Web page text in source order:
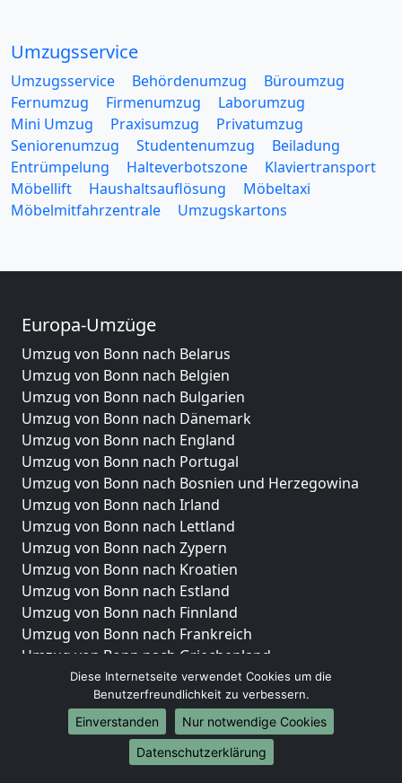
Umzugsservice
Umzugsservice Behördenumzug
Büroumzug
Fernumzug
Firmenumzug
Laborumzug
Mini Umzug
Praxisumzug
Privatumzug
Seniorenumzug
Studentenumzug
Beiladung
Entrümpelung
Halteverbotszone
Klaviertransport
Möbellift
Haushaltsauflösung
Möbeltaxi
Möbelmitfahrzentrale
Umzugskartons
Europa-Umzüge
Umzug von Bonn nach Belarus
Umzug von Bonn nach Belgien
Umzug von Bonn nach Bulgarien
Umzug von Bonn nach Dänemark
Umzug von Bonn nach England
Umzug von Bonn nach Portugal
Umzug von Bonn nach Bosnien und Herzegowina
Umzug von Bonn nach Irland
Umzug von Bonn nach Lettland
Umzug von Bonn nach Zypern
Umzug von Bonn nach Kroatien
Umzug von Bonn nach Estland
Umzug von Bonn nach Finnland
Umzug von Bonn nach Frankreich
Umzug von Bonn nach Griechenland
Umzug von Bonn nach Italien
Umzug von Bonn nach Liechtenstein
Umzug von Bonn nach Luxemburg
Umzug von Bonn nach Niederlande
Umzug von Bonn nach Norwegen
Diese Internetseite verwendet Cookies um die
Benutzerfreundlichkeit zu verbessern.
Einverstanden
Nur notwendige Cookies
Datenschutzerklärung